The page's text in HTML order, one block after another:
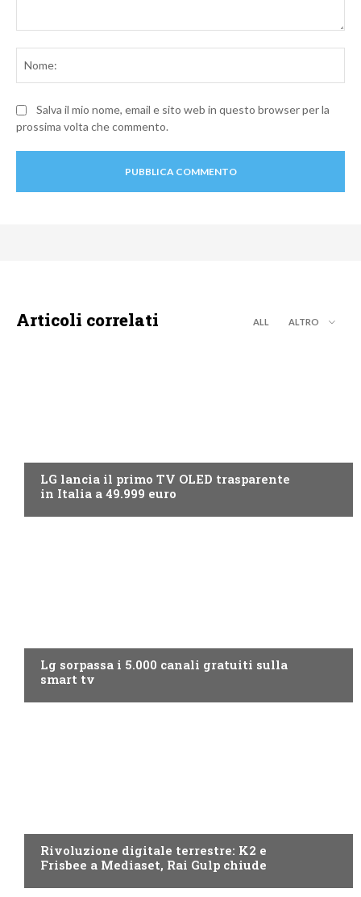
Salva il mio nome, email e sito web in questo browser per la
prossima volta che commento.
Articoli correlati ALL ALTRO
LG lancia il primo TV OLED trasparente
in Italia a 49.999 euro
Lg sorpassa i 5.000 canali gratuiti sulla
smart tv
Rivoluzione digitale terrestre: K2 e
Frisbee a Mediaset, Rai Gulp chiude